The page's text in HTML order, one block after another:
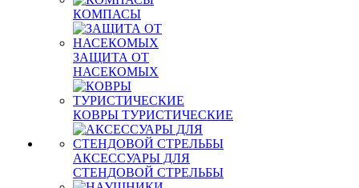
КОМПАСЫ
ЗАЩИТА ОТ
НАСЕКОМЫХ
КОВРЫ ТУРИСТИЧЕСКИЕ
АКСЕССУАРЫ ДЛЯ
СТЕНДОВОЙ СТРЕЛЬБЫ